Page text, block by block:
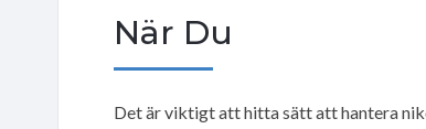
När Du
Det är viktigt att hitta sätt att hantera